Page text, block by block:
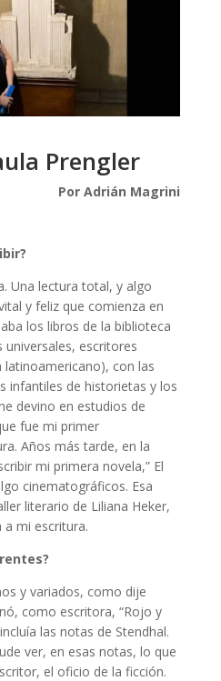
Prengler
Por Adrián Magrini
Una lectura total, y algo
y feliz que comienza en
los libros de la biblioteca
universales, escritores
con las
infantiles de historietas y los
devino en estudios de
fue mi primer
Años más tarde, en la
mi primera novela,” El
cinematográficos. Esa
literario de Liliana Heker,
mi escritura.
y variados, como dije
como escritora, “Rojo y
las notas de Stendhal.
ver, en esas notas, lo que
el oficio de la ficción.